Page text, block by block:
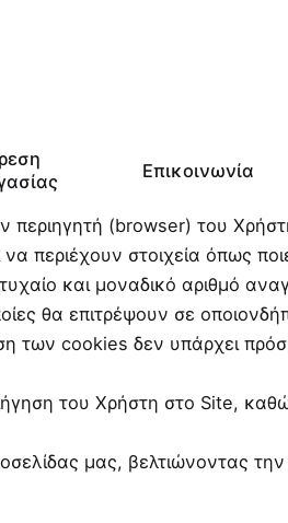
Επικοινωνία
(browser) του
περιέχουν στοιχεία όπως
και μοναδικό αριθμό
θα επιτρέψουν σε
των cookies δεν υπάρχει
του Χρήστη στο Site,
μας, βελτιώνοντας